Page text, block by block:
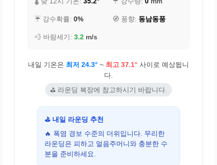
☔ 강수확률: 0% 🧭 풍향: 동남동풍
💨 바람세기: 3.2 m/s
내일 기온은 최저 24.3° ~ 최고 37.1° 사이로 예상됩니
다.
⛳ 라운딩 복장에 참고하시기 바랍니다.
⛳ 내일 라운딩 추천
🔥 폭염 경보 수준의 더위입니다. 무리한
라운딩은 피하고 얼음주머니와 충분한 수
분을 준비하세요.